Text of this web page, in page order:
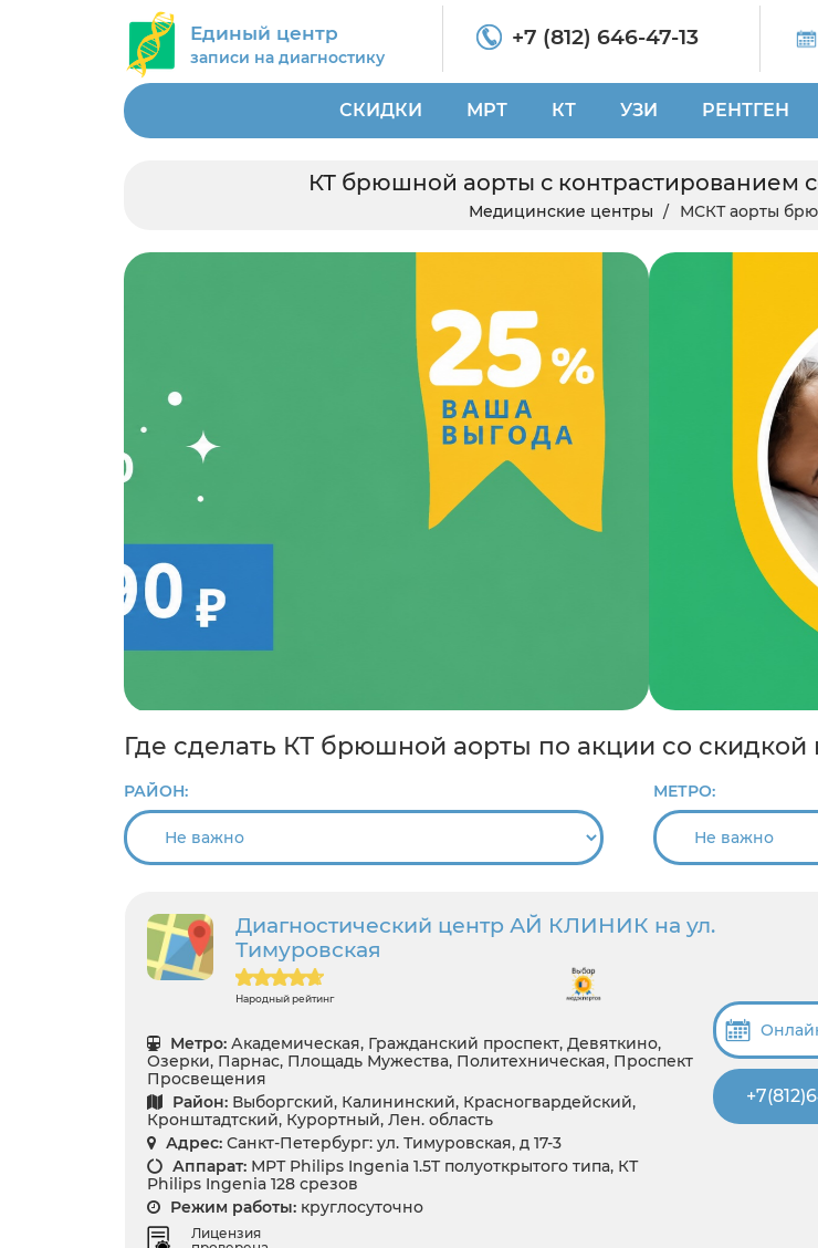
Единый центр
записи на диагностику
+7 (812) 646-47-13
СКИДКИ МРТ КТ УЗИ РЕНТГЕН
КТ брюшной аорты с контрастированием
Медицинские центры МСКТ аорты
Где сделать КТ брюшной аорты по акции со скидкой
РАЙОН: МЕТРО:
Диагностический центр АЙ КЛИНИК на ул.
Тимуровская
Народный рейтинг
Метро: Академическая, Гражданский проспект, Девяткино,
Озерки, Парнас, Площадь Мужества, Политехническая, Проспект
Просвещения
Район: Выборгский, Калининский, Красногвардейский,
Кронштадтский, Курортный, Лен. область
Адрес: Санкт-Петербург: ул. Тимуровская, д 17-3
Аппарат: МРТ Philips Ingenia 1.5T полуоткрытого типа, КТ
Philips Ingenia 128 срезов
Режим работы: круглосуточно
Лицензия